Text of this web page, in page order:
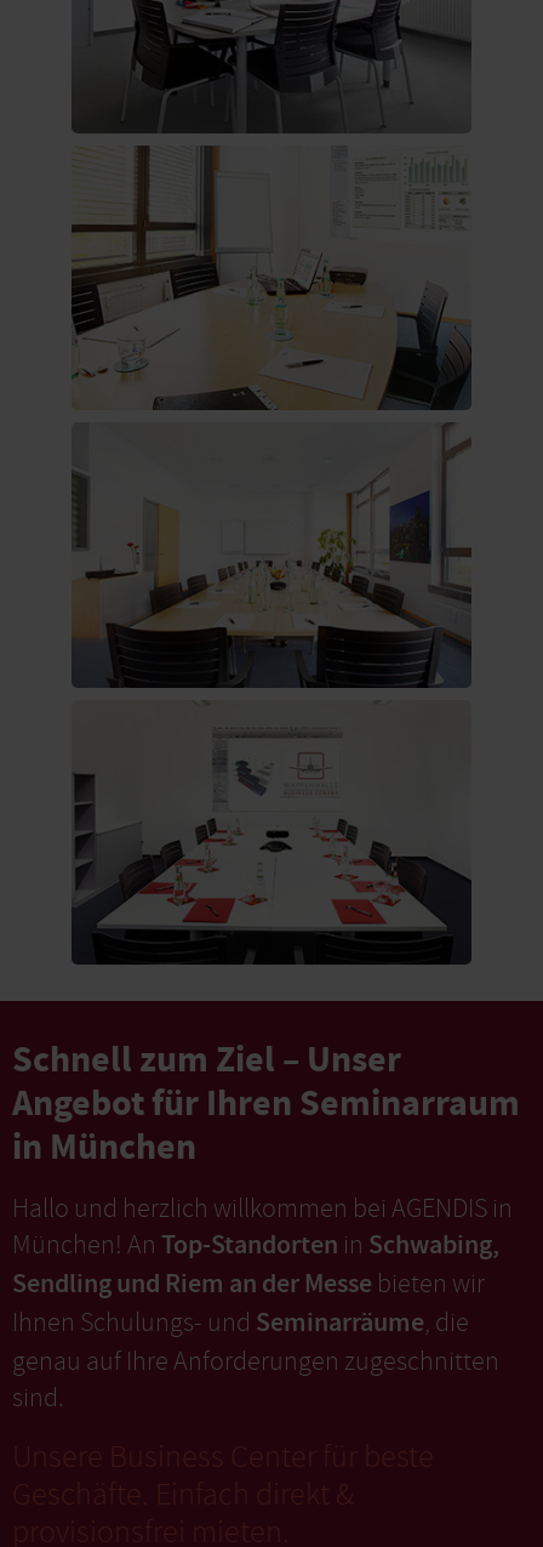
Schnell zum Ziel – Unser
Angebot für Ihren Seminarraum
in München
Hallo und herzlich willkommen bei AGENDIS in
München! An Top-Standorten in Schwabing,
Sendling und Riem an der Messe bieten wir
Ihnen Schulungs- und Seminarräume, die
genau auf Ihre Anforderungen zugeschnitten
sind.
Unsere Business Center für beste
Geschäfte. Einfach direkt &
provisionsfrei mieten.